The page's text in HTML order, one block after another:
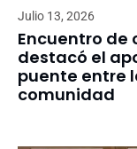
Julio 13, 2026
Encuentro de
destacó el
puente entre
comunidad